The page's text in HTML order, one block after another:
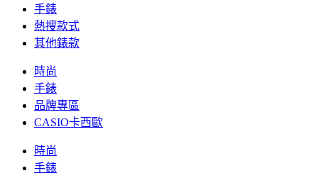
手錶
熱搜款式
其他錶款
時尚
手錶
品牌專區
CASIO卡西歐
時尚
手錶